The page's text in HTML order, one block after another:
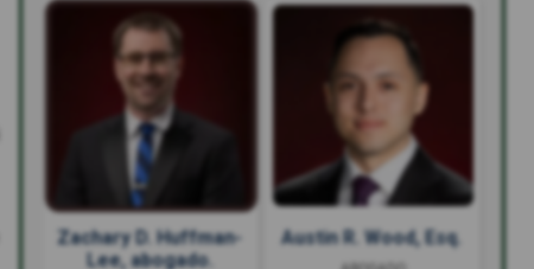
Zachary D. Huffman-
Lee, abogado.
Austin R. Wood, Esq.